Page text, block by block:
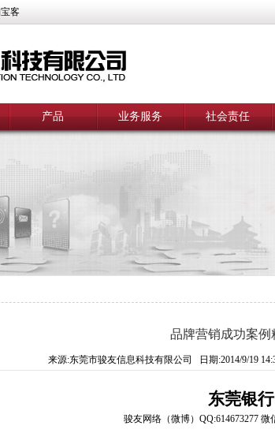
客
产品 业务服务 社会责任
品牌营销成功案例
来源:东莞市骏友信息科技有限公司 日期:2014/9/19
东莞银行
骏友网络（微博） QQ:614673277 微